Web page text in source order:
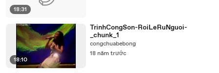
18:31
18:10
TrinhCongSon-RoiLeRuNguoi-
_chunk_1
congchuabebong
18 năm trước